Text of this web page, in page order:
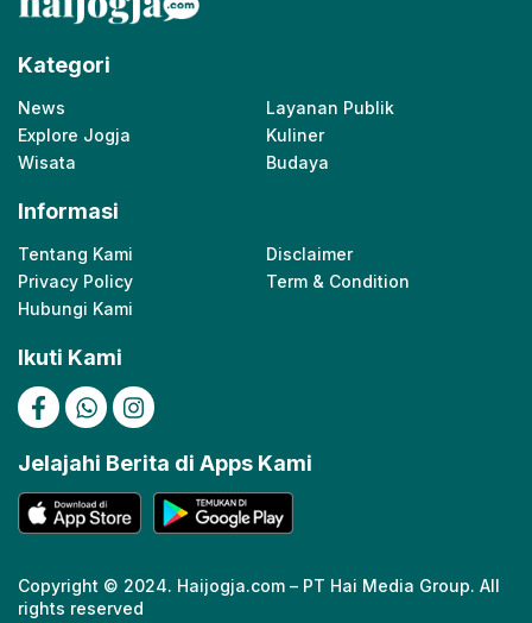
Kategori
News
Layanan Publik
Explore Jogja
Kuliner
Wisata
Budaya
Informasi
Tentang Kami
Disclaimer
Privacy Policy
Term & Condition
Hubungi Kami
Ikuti Kami
Jelajahi Berita di Apps Kami
Copyright © 2024. Haijogja.com – PT Hai Media Group. All
rights reserved